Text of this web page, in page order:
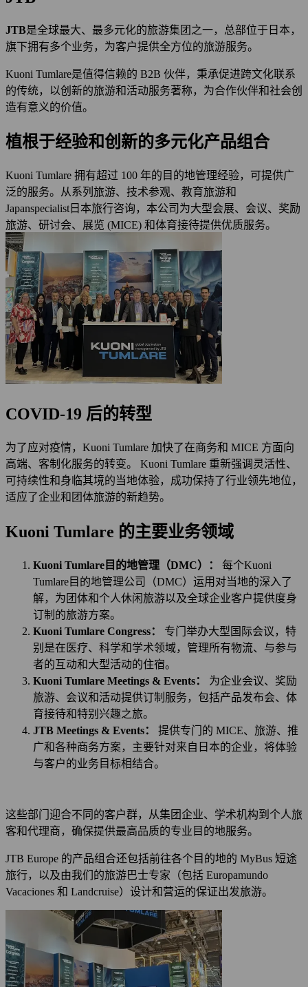
JTB是全球最大、最多元化的旅游集团之一，总部位于日本，
旗下拥有多个业务，为客户提供全方位的旅游服务。
Kuoni Tumlare是值得信赖的 B2B 伙伴，秉承促进跨文化联系
的传统，以创新的旅游和活动服务著称，为合作伙伴和社会创
造有意义的价值。
植根于经验和创新的多元化产品组合
Kuoni Tumlare 拥有超过 100 年的目的地管理经验，可提供广
泛的服务。从系列旅游、技术参观、教育旅游和
Japanspecialist日本旅行咨询，本公司为大型会展、会议、奖励
旅游、研讨会、展览 (MICE) 和体育接待提供优质服务。
COVID-19 后的转型
为了应对疫情，Kuoni Tumlare 加快了在商务和 MICE 方面向
高端、客制化服务的转变。 Kuoni Tumlare 重新强调灵活性、
可持续性和身临其境的当地体验，成功保持了行业领先地位，
适应了企业和团体旅游的新趋势。
Kuoni Tumlare 的主要业务领域
Kuoni Tumlare目的地管理（DMC）：
每个Kuoni
Tumlare目的地管理公司（DMC）运用对当地的深入了
解，为团体和个人休闲旅游以及全球企业客户提供度身
订制的旅游方案。
Kuoni Tumlare Congress：
专门举办大型国际会议，特
别是在医疗、科学和学术领域，管理所有物流、与参与
者的互动和大型活动的住宿。
Kuoni Tumlare Meetings & Events：
为企业会议、奖励
旅游、会议和活动提供订制服务，包括产品发布会、体
育接待和特别兴趣之旅。
JTB Meetings & Events：
提供专门的 MICE、旅游、推
广和各种商务方案，主要针对来自日本的企业，将体验
与客户的业务目标相结合。
这些部门迎合不同的客户群，从集团企业、学术机构到个人旅
客和代理商，确保提供最高品质的专业目的地服务。
JTB Europe 的产品组合还包括前往各个目的地的 MyBus 短途
旅行，以及由我们的旅游巴士专家（包括 Europamundo
Vacaciones 和 Landcruise）设计和营运的保证出发旅游。